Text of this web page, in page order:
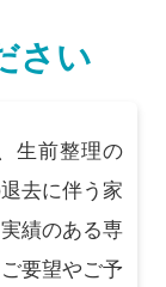
さい
生前整理の
去に伴う家
績のある専
要望やご予